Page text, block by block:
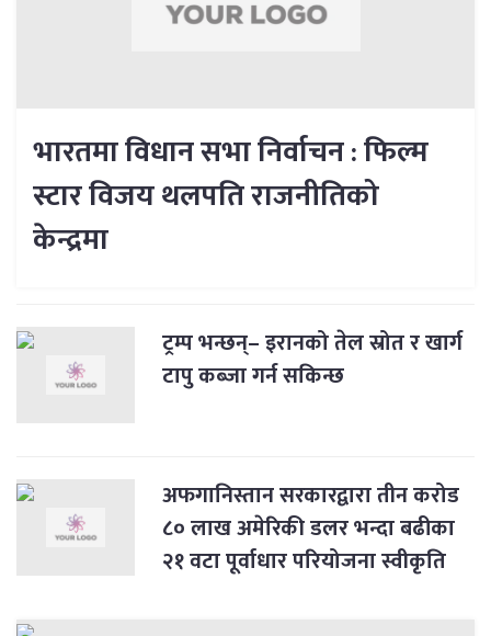
भारतमा विधान सभा निर्वाचन : फिल्म
स्टार विजय थलपति राजनीतिको
केन्द्रमा
ट्रम्प भन्छन्– इरानको तेल स्रोत र खार्ग
टापु कब्जा गर्न सकिन्छ
अफगानिस्तान सरकारद्वारा तीन करोड
८० लाख अमेरिकी डलर भन्दा बढीका
२१ वटा पूर्वाधार परियोजना स्वीकृति